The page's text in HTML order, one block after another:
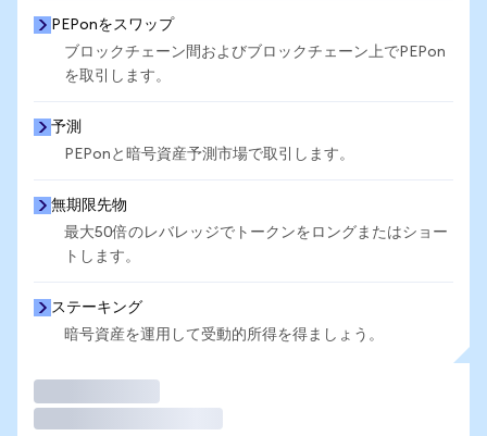
PEPonをスワップ
ブロックチェーン間およびブロックチェーン上でPEPon
を取引します。
予測
PEPonと暗号資産予測市場で取引します。
無期限先物
最大50倍のレバレッジでトークンをロングまたはショー
トします。
ステーキング
暗号資産を運用して受動的所得を得ましょう。